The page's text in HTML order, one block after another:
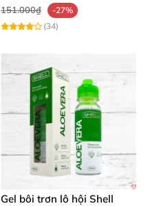
151.000₫
-27%
(34)
Gel bôi trơn lô hội Shell